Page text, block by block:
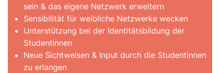
sein & das eigene Netzwerk erweitern
Sensibilität für weibliche Netzwerke wecken
Unterstützung bei der Identitätsbildung der
Studentinnen
Neue Sichtweisen & Input durch die Studentinnen
zu erlangen